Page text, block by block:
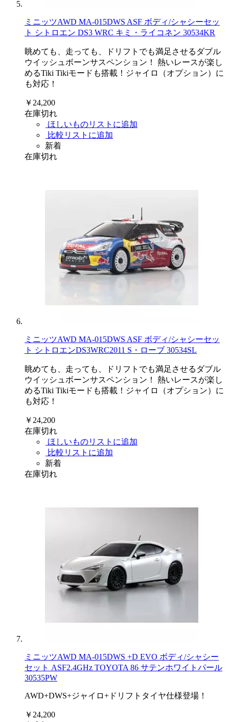
ミニッツAWD MA-015DWS ASF ボディ/シャシーセッ
ト シトロエン DS3 WRC キミ・ライコネン 30534KR
眺めても、走っても、ドリフトでも満足させるダブル
ウイッシュボーンサスペンション！ 熱いレースが楽し
めるTiki Tikiモードも搭載！ジャイロ（オプション）に
も対応！
￥24,200
在庫切れ
ほしいものリストに追加
比較リストに追加
新着
在庫切れ
ミニッツAWD MA-015DWS ASF ボディ/シャシーセッ
ト シトロエンDS3WRC2011 S・ローブ 30534SL
眺めても、走っても、ドリフトでも満足させるダブル
ウイッシュボーンサスペンション！ 熱いレースが楽し
めるTiki Tikiモードも搭載！ジャイロ（オプション）に
も対応！
￥24,200
在庫切れ
ほしいものリストに追加
比較リストに追加
新着
在庫切れ
ミニッツAWD MA-015DWS +D EVO ボディ/シャシー
セット ASF2.4GHz TOYOTA 86 サテンホワイトパール
30535PW
AWD+DWS+ジャイロ+ドリフトタイヤ仕様登場！
￥24,200